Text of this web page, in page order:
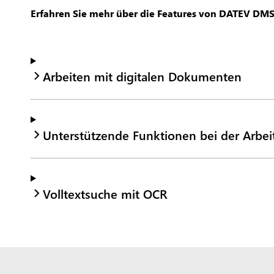
Erfahren Sie mehr über die Features von DATEV
Arbeiten mit digitalen Dokumenten
Unterstützende Funktionen bei der
Volltextsuche mit OCR